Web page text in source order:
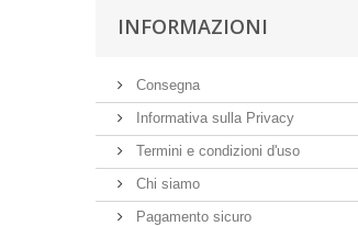
INFORMAZIONI
Consegna
Informativa sulla Privacy
Termini e condizioni d'uso
Chi siamo
Pagamento sicuro